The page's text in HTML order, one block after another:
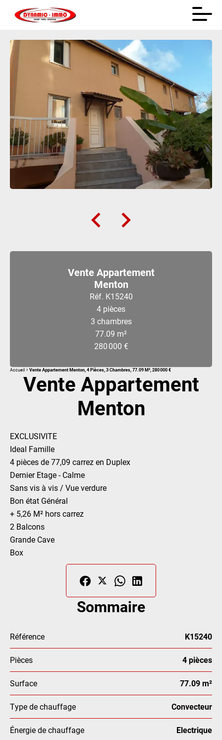
Vente Appartement
Menton
Réf. K15240
4 pièces
3 chambres
77.09 m²
280 000 €
Accueil Vente Appartement Menton, 4 Pièces, 3 Chambres, 77.09 M², 280 000 €
Vente Appartement
Menton
EXCLUSIVITE
Ideal Famille
4 pièces de 77,09 carrez en Duplex
Dernier Etage - Calme
Sans vis à vis / Vue verdure
Bon état Général
+ 5,26 M² hors carrez
2 Balcons
Grande Cave
Box
Sommaire
Référence K15240
Pièces 4 pièces
Surface 77.09 m²
Type de chauffage Convecteur
Énergie de chauffage Electrique